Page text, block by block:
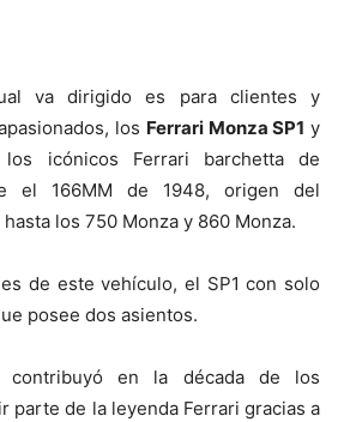
va dirigido es para clientes y
los Ferrari Monza SP1 y
los icónicos Ferrari barchetta de
el 166MM de 1948, origen del
los 750 Monza y 860 Monza.
de este vehículo, el SP1 con solo
posee dos asientos.
contribuyó en la década de los
parte de la leyenda Ferrari gracias a